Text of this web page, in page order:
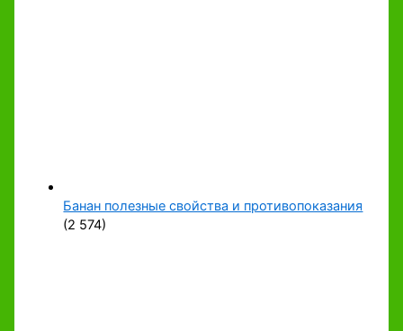
Банан полезные свойства и противопоказания
(2 574)